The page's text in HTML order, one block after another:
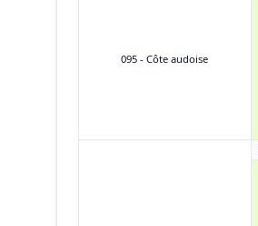
095 - Côte audoise